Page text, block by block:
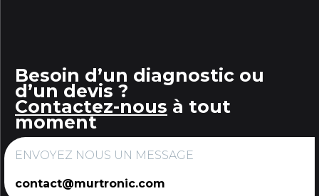
Besoin d’un diagnostic ou
d’un devis ?
Contactez-nous à tout
moment
ENVOYEZ NOUS UN MESSAGE
contact@murtronic.com